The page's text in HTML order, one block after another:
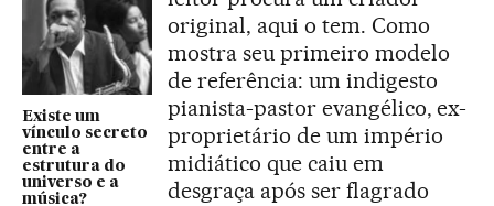
Existe um
vínculo secreto
entre a
estrutura do
universo e a
música?
original, aqui o tem. Como
mostra seu primeiro modelo
de referência: um indigesto
pianista-pastor evangélico, ex-
proprietário de um império
midiático que caiu em
desgraça após ser flagrado